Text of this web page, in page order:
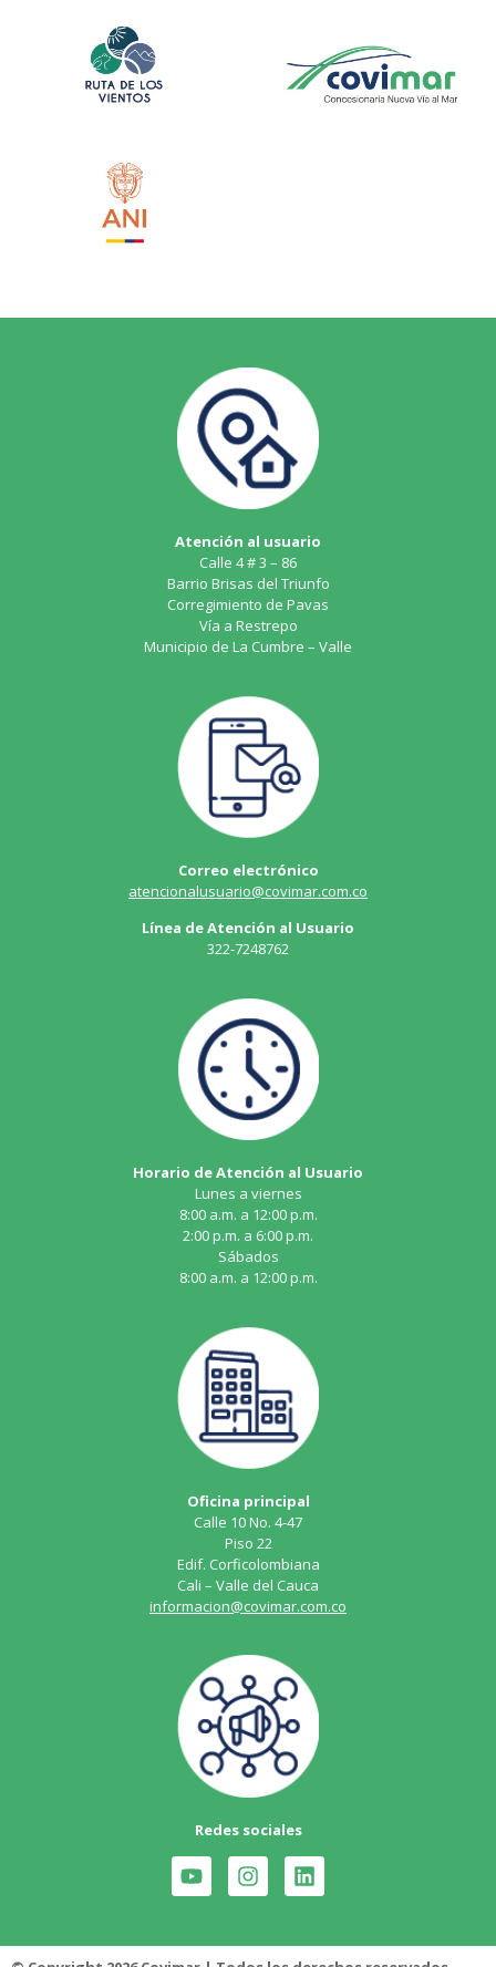
Atención al usuario
Calle 4 # 3 – 86
Barrio Brisas del Triunfo
Corregimiento de Pavas
Vía a Restrepo
Municipio de La Cumbre – Valle
Correo electrónico
atencionalusuario@covimar.com.co
Línea de Atención al Usuario
322-7248762
Horario de Atención al Usuario
Lunes a viernes
8:00 a.m. a 12:00 p.m.
2:00 p.m. a 6:00 p.m.
Sábados
8:00 a.m. a 12:00 p.m.
Oficina principal
Calle 10 No. 4-47
Piso 22
Edif. Corficolombiana
Cali – Valle del Cauca
informacion@covimar.com.co
Redes sociales